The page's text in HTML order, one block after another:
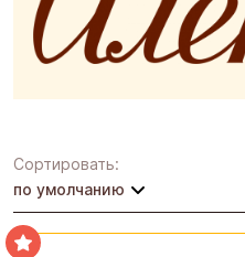
Сортировать:
по умолчанию